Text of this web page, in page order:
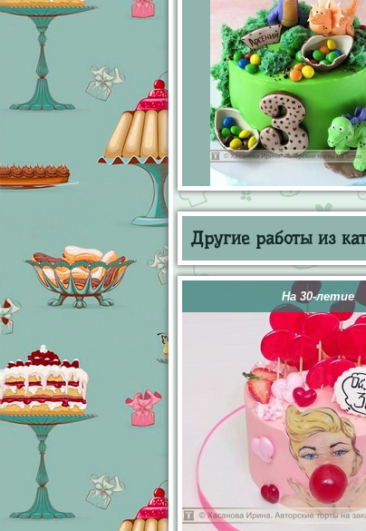
Другие работы из
На 30-летие